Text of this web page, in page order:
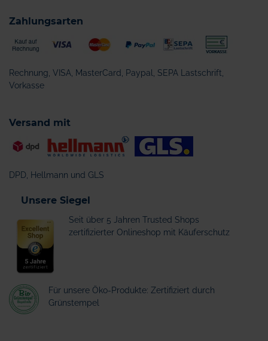
Zahlungsarten
Rechnung, VISA, MasterCard, Paypal, SEPA Lastschrift,
Vorkasse
Versand mit
DPD, Hellmann und GLS
Unsere Siegel
Seit über 5 Jahren Trusted Shops
zertifizierter Onlineshop mit Käuferschutz
Für unsere Öko-Produkte: Zertifiziert durch
Grünstempel